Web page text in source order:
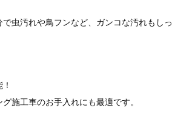
虫汚れや鳥フンなど、ガンコな汚れもしっ
施工車のお手入れにも最適です。